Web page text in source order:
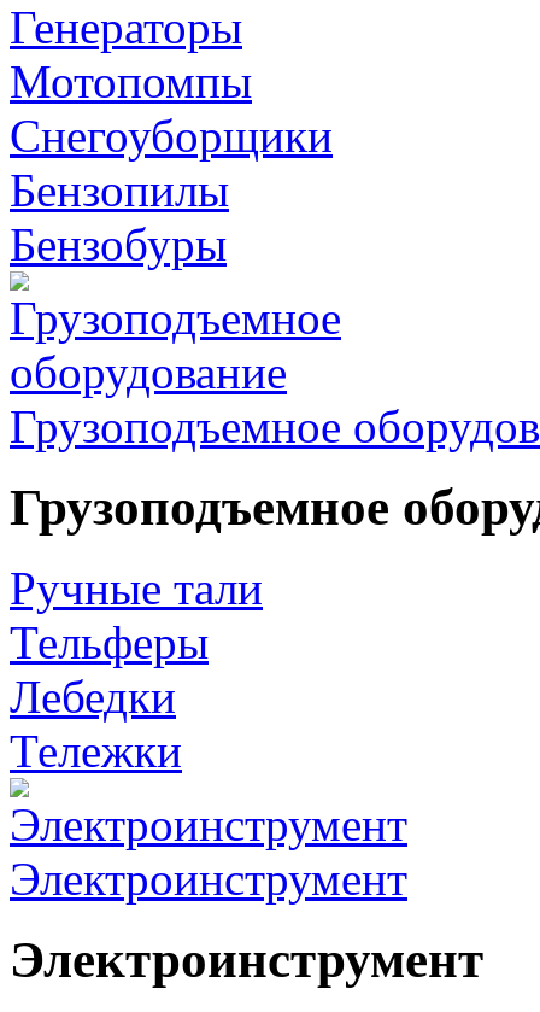
Генераторы
Мотопомпы
Снегоуборщики
Бензопилы
Бензобуры
Грузоподъемное
Грузоподъемное
Ручные тали
Тельферы
Лебедки
Тележки
Электроинструмент
Электроинструмент